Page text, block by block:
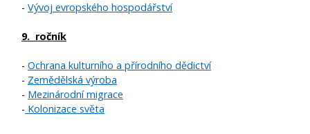
- Vývoj evropského hospodářství
9. ročník
- Ochrana kulturního a přírodního dědictví
- Zemědělská výroba
- Mezinárodní migrace
- Kolonizace světa